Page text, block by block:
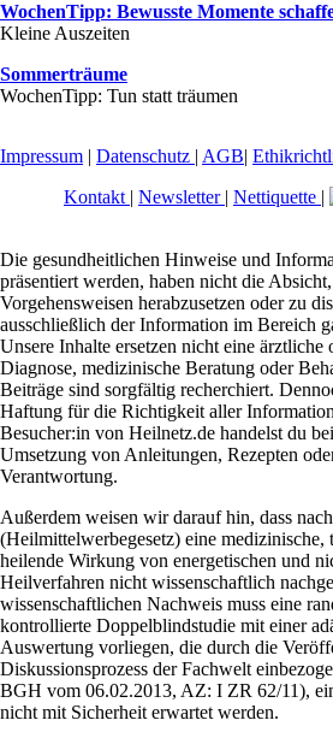
WochenTipp: Bewusste Momente
Kleine Auszeiten
Sommerträume
WochenTipp: Tun statt träumen
Impressum | Datenschutz | AGB|
Kontakt | Newsletter | Nettiquette |
Die gesundheitlichen Hinweise und
präsentiert werden, haben nicht die
Vorgehensweisen herabzusetzen oder zu
ausschließlich der Information im Bereich
Unsere Inhalte ersetzen nicht eine ärztliche
Diagnose, medizinische Beratung oder
Beiträge sind sorgfältig recherchiert.
Haftung für die Richtigkeit aller
Besucher:in von Heilnetz.de handelst du
Umsetzung von Anleitungen, Rezepten
Verantwortung.
Außerdem weisen wir darauf hin, dass
(Heilmittelwerbegesetz) eine medizinische,
heilende Wirkung von energetischen und
Heilverfahren nicht wissenschaftlich
wissenschaftlichen Nachweis muss eine
kontrollierte Doppelblindstudie mit einer
Auswertung vorliegen, die durch die
Diskussionsprozess der Fachwelt
BGH vom 06.02.2013, AZ: I ZR 62/11),
nicht mit Sicherheit erwartet werden.